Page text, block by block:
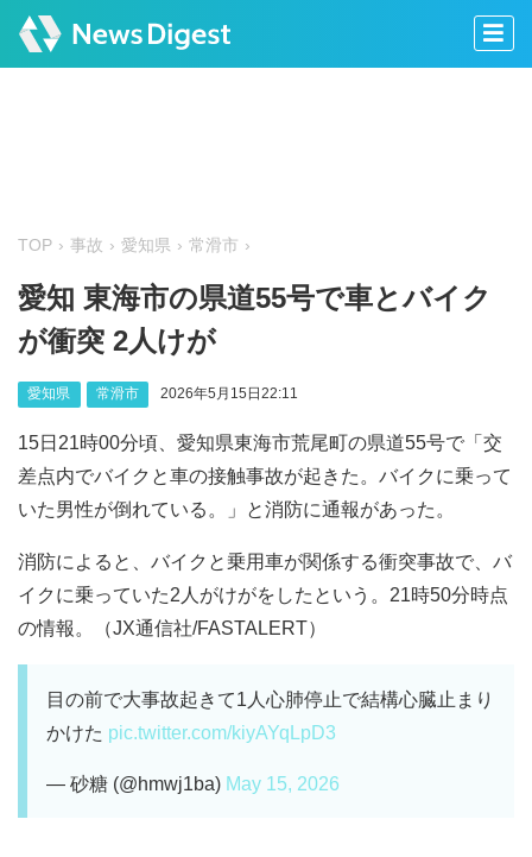
TOP 事故 愛知県 常滑市
愛知 東海市の県道55号で車とバイク
が衝突 2人けが
愛知県 常滑市 2026年5月15日22:11
15日21時00分頃、愛知県東海市荒尾町の県道55号で「交
差点内でバイクと車の接触事故が起きた。バイクに乗って
いた男性が倒れている。」と消防に通報があった。
消防によると、バイクと乗用車が関係する衝突事故で、バ
イクに乗っていた2人がけがをしたという。21時50分時点
の情報。（JX通信社/FASTALERT）
目の前で大事故起きて1人心肺停止で結構心臓止まり
かけた pic.twitter.com/kiyAYqLpD3
— 砂糖 (@hmwj1ba) May 15, 2026